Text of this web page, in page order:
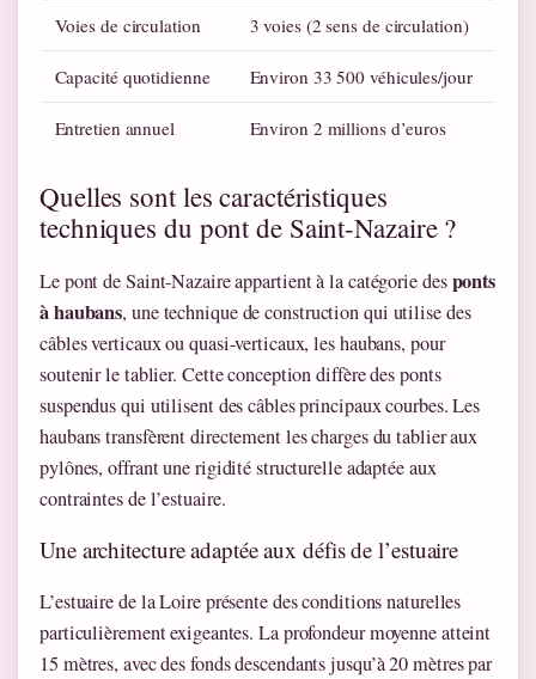
Voies de circulation 3 voies (2 sens de circulation)
Capacité quotidienne Environ 33 500 véhicules/jour
Entretien annuel Environ 2 millions d’euros
Quelles sont les caractéristiques
techniques du pont de Saint-Nazaire ?
Le pont de Saint-Nazaire appartient à la catégorie desponts
à haubans, une technique de construction qui utilise des
câbles verticaux ou quasi-verticaux, les haubans, pour
soutenir le tablier. Cette conception diffère des ponts
suspendus qui utilisent des câbles principaux courbes. Les
haubans transfèrent directement les charges du tablier aux
pylônes, offrant une rigidité structurelle adaptée aux
contraintes de l’estuaire.
Une architecture adaptée aux défis de l’estuaire
L’estuaire de la Loire présente des conditions naturelles
particulièrement exigeantes. La profondeur moyenne atteint
15 mètres, avec des fonds descendants jusqu’à 20 mètres par